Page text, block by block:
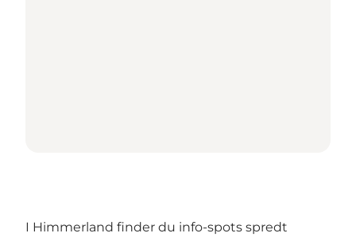
I Himmerland finder du info-spots spredt